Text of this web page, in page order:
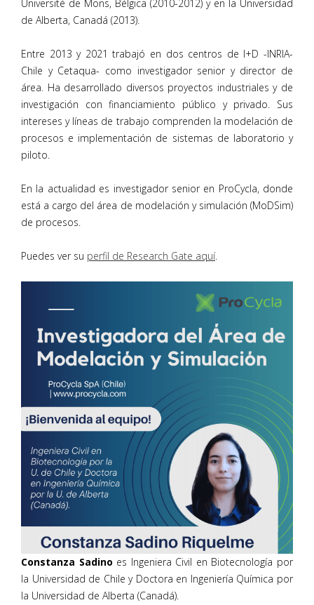
Université de Mons, Bélgica (2010-2012) y en la Universidad
de Alberta, Canadá (2013).
Entre 2013 y 2021 trabajó en dos centros de I+D -INRIA-
Chile y Cetaqua- como investigador senior y director de
área. Ha desarrollado diversos proyectos industriales y de
investigación con financiamiento público y privado. Sus
intereses y líneas de trabajo comprenden la modelación de
procesos e implementación de sistemas de laboratorio y
piloto.
En la actualidad es investigador senior en ProCycla, donde
está a cargo del área de modelación y simulación (MoDSim)
de procesos.
Puedes ver su perfil de Research Gate aquí.
Constanza Sadino es Ingeniera Civil en Biotecnología por
la Universidad de Chile y Doctora en Ingeniería Química por
la Universidad de Alberta (Canadá).